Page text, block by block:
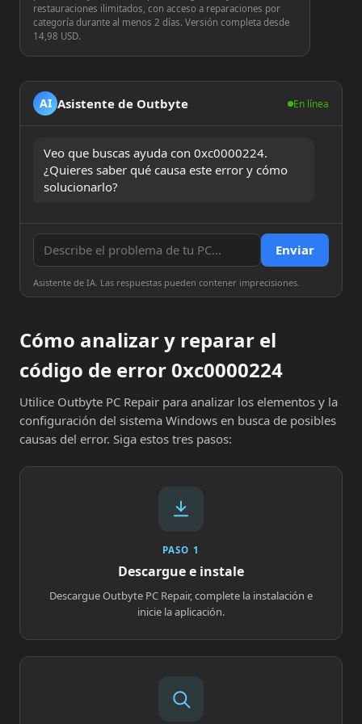
restauraciones ilimitados, con acceso a reparaciones por
categoría durante al menos 2 días. Versión completa desde
14,98 USD.
AI Asistente de Outbyte En línea
Veo que buscas ayuda con 0xc0000224.
¿Quieres saber qué causa este error y cómo
solucionarlo?
Enviar
Asistente de IA. Las respuestas pueden contener imprecisiones.
Cómo analizar y reparar el
código de error 0xc0000224
Utilice Outbyte PC Repair para analizar los elementos y la
configuración del sistema Windows en busca de posibles
causas del error. Siga estos tres pasos:
PASO 1
Descargue e instale
Descargue Outbyte PC Repair, complete la instalación e
inicie la aplicación.